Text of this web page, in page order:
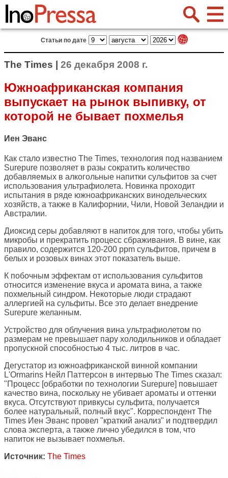
Статьи по дате
The Times | 26 декабря 2008 г.
Южноафриканская компания
выпускает на рынок выпивку, от
которой не бывает похмелья
Иен Эванс
Как стало известно The Times, технология под названием
Surepure позволяет в разы сократить количество
добавляемых в алкогольные напитки сульфитов за счет
использования ультрафиолета. Новинка проходит
испытания в ряде южноафриканских винодельческих
хозяйств, а также в Калифорнии, Чили, Новой Зеландии и
Австралии.
Диоксид серы добавляют в напиток для того, чтобы убить
микробы и прекратить процесс сбраживания. В вине, как
правило, содержится 120-200 ppm сульфитов, причем в
белых и розовых винах этот показатель выше.
К побочным эффектам от использования сульфитов
относится изменение вкуса и аромата вина, а также
похмельный синдром. Некоторые люди страдают
аллергией на сульфиты. Все это делает внедрение
Surepure желанным.
Устройство для облучения вина ультрафиолетом по
размерам не превышает пару холодильников и обладает
пропускной способностью 4 тыс. литров в час.
Дегустатор из южноафриканской винной компании
L'Ormarins Нейл Паттерсон в интервью The Times сказал:
"Процесс [обработки по технологии Surepure] повышает
качество вина, поскольку не убивает ароматы и оттенки
вкуса. Отсутствуют привкусы сульфита, получается
более натуральный, полный вкус". Корреспондент The
Times Иен Эванс провел "краткий анализ" и подтвердил
слова эксперта, а также лично убедился в том, что
напиток не вызывает похмелья.
Источник: The Times